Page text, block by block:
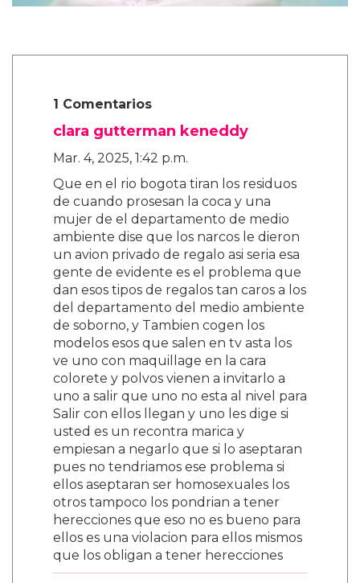
1 Comentarios
clara gutterman keneddy
Mar. 4, 2025, 1:42 p.m.
Que en el rio bogota tiran los residuos
de cuando prosesan la coca y una
mujer de el departamento de medio
ambiente dise que los narcos le dieron
un avion privado de regalo asi seria esa
gente de evidente es el problema que
dan esos tipos de regalos tan caros a los
del departamento del medio ambiente
de soborno, y Tambien cogen los
modelos esos que salen en tv asta los
ve uno con maquillage en la cara
colorete y polvos vienen a invitarlo a
uno a salir que uno no esta al nivel para
Salir con ellos llegan y uno les dige si
usted es un recontra marica y
empiesan a negarlo que si lo aseptaran
pues no tendriamos ese problema si
ellos aseptaran ser homosexuales los
otros tampoco los pondrian a tener
herecciones que eso no es bueno para
ellos es una violacion para ellos mismos
que los obligan a tener herecciones